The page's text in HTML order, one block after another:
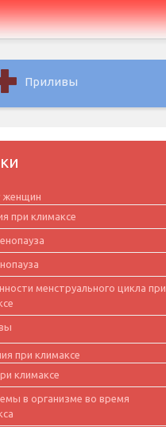
Приливы
женщин
при климаксе
менструального цикла при
при климаксе
климаксе
в организме во время